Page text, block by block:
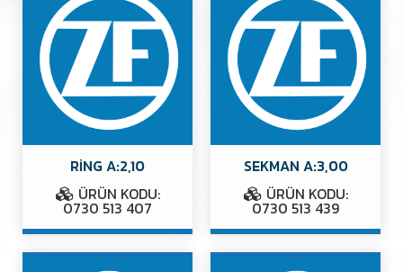
RİNG A:2,10
ÜRÜN KODU:
0730 513 407
SEKMAN A:3,00
ÜRÜN KODU:
0730 513 439